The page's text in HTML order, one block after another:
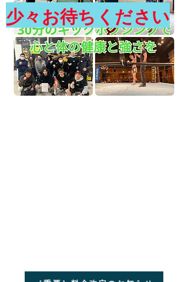
少々お待ちください